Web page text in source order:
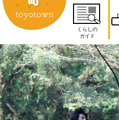
くらしの
ガイド